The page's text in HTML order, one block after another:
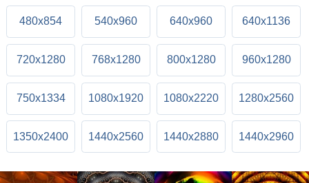
480x854 540x960 640x960 640x1136
720x1280 768x1280 800x1280 960x1280
750x1334 1080x1920 1080x2220 1280x2560
1350x2400 1440x2560 1440x2880 1440x2960